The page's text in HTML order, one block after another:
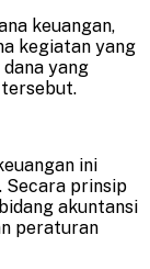
keuangan,
kegiatan yang
yang
ini
Secara prinsip
akuntansi
peraturan